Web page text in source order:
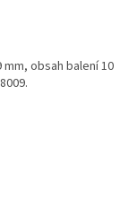
obsah balení 10